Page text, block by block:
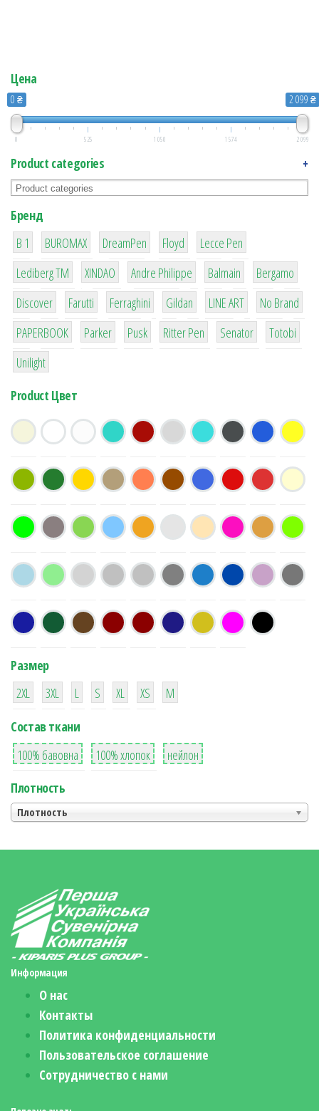
Цена
0 ₴ 2 099 ₴
0 525 1 050 1 574 2 099
Product categories +
Бренд
B 1
1
BUROMAX
1
DreamPen
2
Floyd
2
Lecce Pen
3
Lediberg ТМ
3
XINDAO
1
Andre Philippe
4
Balmain
26
Bergamo
64
Discover
299
Farutti
4
Ferraghini
42
Gildan
4
LINE ART
90
No Brand
8
PAPERBOOK
6
Parker
2
Pusk
22
Ritter Pen
15
Senator
43
Totobi
1
Unilight
Product Цвет
Размер
38
2XL
16
3XL
42
L
42
S
42
XL XS
М
Состав ткани
8
100% бавовна
36
100% хлопок
2
нейлон
Плотность
Плотность
Информация
О нас
Контакты
Политика конфиденциальности
Пользовательское соглашение
Сотрудничество с нами